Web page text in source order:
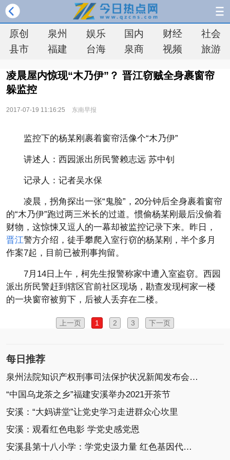
原创 泉州 娱乐 国内 财经
社会
县市
福建 台海 泉商 视频 旅游
凌晨屋内惊现“木乃伊”？ 晋江窃贼全身裹窗帘
躲监控
2017-07-19 11:16:25 东南早报
监控下的杨某刚裹着窗帘活像个“木乃伊”
讲述人：西园派出所民警赖志远 苏中钊
记录人：记者吴水保
凌晨，拐角探出一张“鬼脸”，20分钟后全身裹着窗帘
的“木乃伊”跑过两三米长的过道。惯偷杨某刚最后没偷着
财物，这惊悚又逗人的一幕却被监控记录下来。昨日，
晋江警方介绍，徒手攀爬入室行窃的杨某刚，半个多月
作案7起，目前已被刑事拘留。
7月14日上午，柯先生报警称家中遭入室盗窃。西园
派出所民警赶到辖区官前社区现场，勘查发现柯家一楼
的一块窗帘被剪下，后被人丢弃在二楼。
上一页 1 2 3 下一页
每日推荐
泉州法院知识产权刑事司法保护状况新闻发布会召开
“中国乌龙茶之乡”福建安溪举办2021开茶节
安溪：“大妈讲堂”让党史学习走进群众心坎里
安溪：观看红色电影 学党史感党恩
安溪县第十八小学：学党史汲力量 红色基因代代传